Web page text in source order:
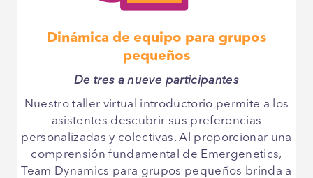
Dinámica de equipo para grupos
pequeños
De tres a nueve participantes
Nuestro taller virtual introductorio permite a los
asistentes descubrir sus preferencias
personalizadas y colectivas. Al proporcionar una
comprensión fundamental de Emergenetics,
Team Dynamics para grupos pequeños brinda a